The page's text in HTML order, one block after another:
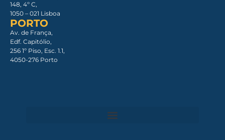
148, 4º C,
1050 – 021 Lisboa​
PORTO
Av. de França,
Edf. Capitólio,
256 1º Piso, Esc. 1.1,
4050-276 Porto